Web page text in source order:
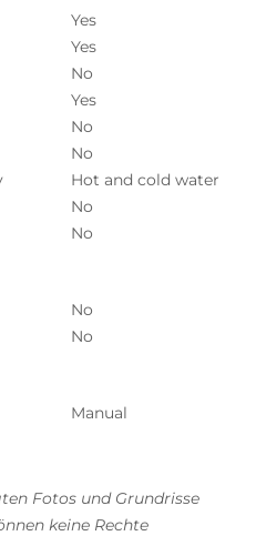
Yes
Yes
No
Yes
No
No
Hot and cold water
No
No
No
No
Manual
Fotos und Grundrisse
keine Rechte